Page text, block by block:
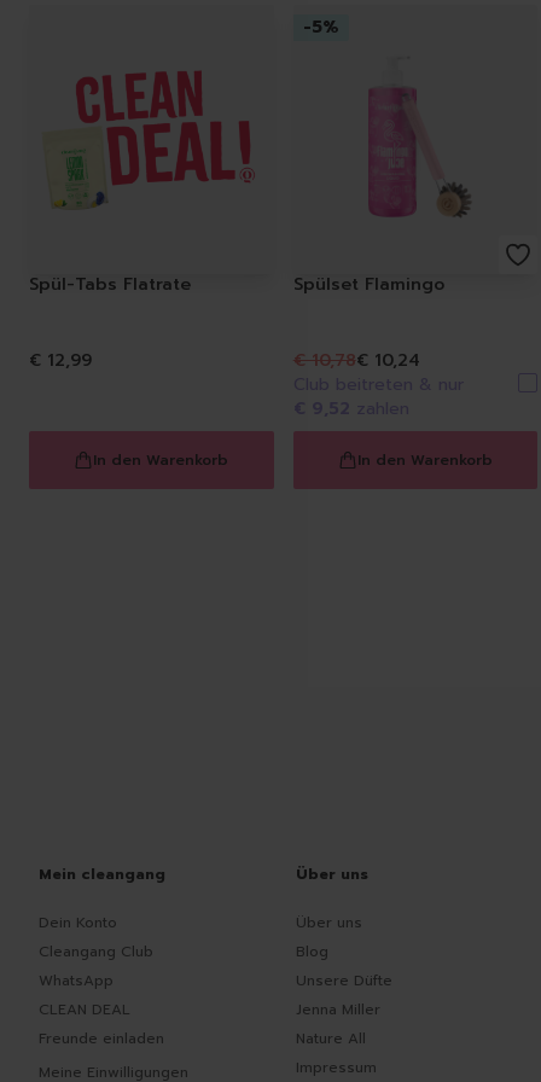
Spül-Tabs Flatrate
€ 12,99
In den Warenkorb
-5%
Spülset Flamingo
€ 10,78€ 10,24
In den Warenkorb
Mein cleangang
Dein Konto
Cleangang Club
WhatsApp
CLEAN DEAL
Freunde einladen
Meine Einwilligungen
Über uns
Über uns
Blog
Unsere Düfte
Jenna Miller
Nature All
Impressum